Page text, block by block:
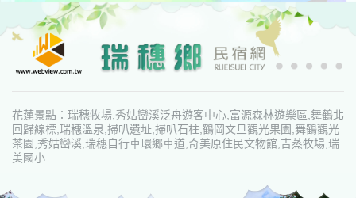
花蓮景點：瑞穗牧場,秀姑巒溪泛舟遊客中心,富源森林遊樂區,舞鶴北
回歸線標,瑞穗溫泉,掃叭遺址,掃叭石柱,鶴岡文旦觀光果園,舞鶴觀光
茶園,秀姑巒溪,瑞穗自行車環鄉車道,奇美原住民文物館,吉蒸牧場,瑞
美國小